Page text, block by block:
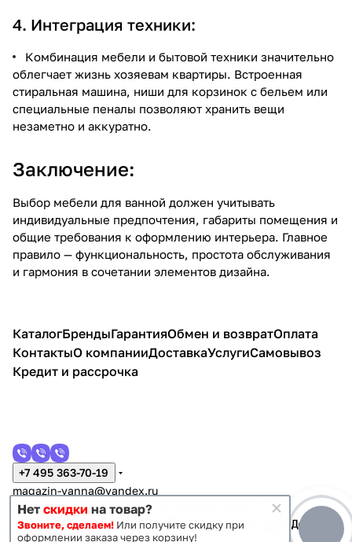
4. Интеграция техники:
Комбинация мебели и бытовой техники значительно
облегчает жизнь хозяевам квартиры. Встроенная
стиральная машина, ниши для корзинок с бельем или
специальные пеналы позволяют хранить вещи
незаметно и аккуратно.
Заключение:
Выбор мебели для ванной должен учитывать
индивидуальные предпочтения, габариты помещения и
общие требования к оформлению интерьера. Главное
правило — функциональность, простота обслуживания
и гармония в сочетании элементов дизайна.
КаталогБрендыГарантияОбмен и возвратОплата
КонтактыО компанииДоставкаУслугиСамовывоз
Кредит и рассрочка
+7 495 363-70-19
magazin-vanna@yandex.ru
г. Москва, Митино, улица Пятницкое шоссе 47
Нет скидки на товар?
Звоните, сделаем! Или получите скидку при
оформлении заказа через корзину!